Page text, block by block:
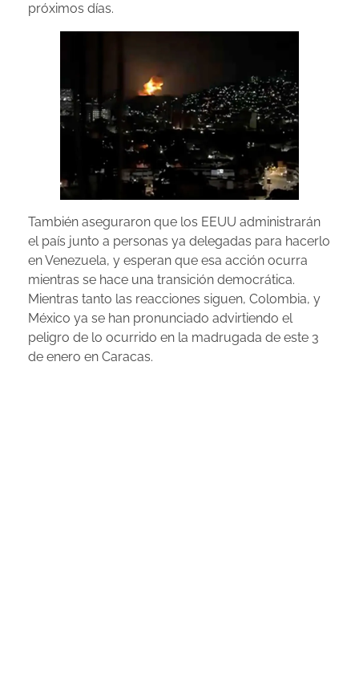
próximos días.
También aseguraron que los EEUU administrarán
el país junto a personas ya delegadas para hacerlo
en Venezuela, y esperan que esa acción ocurra
mientras se hace una transición democrática.
Mientras tanto las reacciones siguen, Colombia, y
México ya se han pronunciado advirtiendo el
peligro de lo ocurrido en la madrugada de este 3
de enero en Caracas.